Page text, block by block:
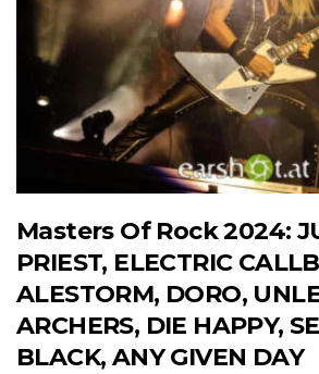
Masters Of Rock 2024:
PRIEST, ELECTRIC
ALESTORM, DORO,
ARCHERS, DIE HAPPY,
BLACK, ANY GIVEN DAY